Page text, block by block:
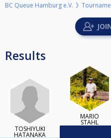
BC Queue Hamburg e.V.
Results
TOSHIYUKI
HATANAKA
MARIO
STAHL